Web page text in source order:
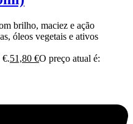
brilho, maciez e ação
óleos vegetais e ativos
€.51,80 €O preço atual é: